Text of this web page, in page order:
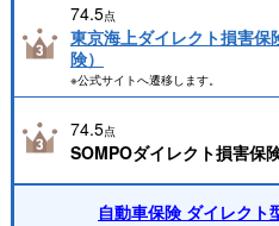
74.5点
東京海上ダイレクト損害
険）
※公式サイトへ遷移します。
74.5点
SOMPOダイレクト損害保
自動車保険 ダイレクト